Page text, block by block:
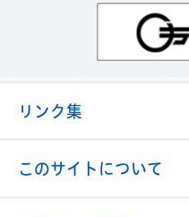
リンク集
このサイトについて